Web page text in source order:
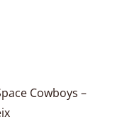
Cowboys –